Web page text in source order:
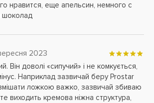
нравится, еще апельсин, немного с
шоколад
2023
Він доволі «сипучий» і не комкується,
Наприклад зазвичай беру Prostar
ложкою важко, зазвичай збиваю
виходить кремова ніжна структура,